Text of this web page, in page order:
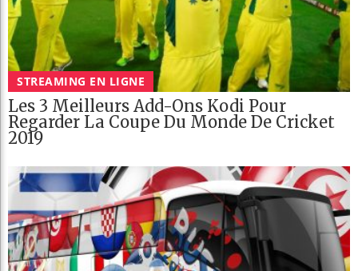
STREAMING EN LIGNE
Les 3 Meilleurs Add-Ons Kodi Pour
Regarder La Coupe Du Monde De Cricket
2019